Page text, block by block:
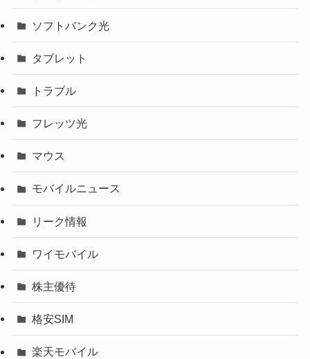
ソフトバンク光
タブレット
トラブル
フレッツ光
マウス
モバイルニュース
リーク情報
ワイモバイル
株主優待
格安SIM
楽天モバイル